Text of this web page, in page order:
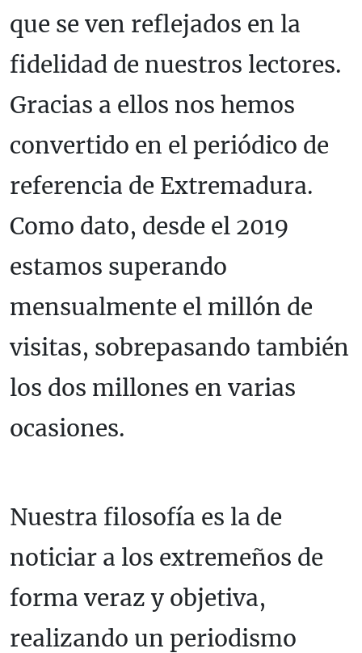
que se ven reflejados en la
fidelidad de nuestros lectores.
Gracias a ellos nos hemos
convertido en el periódico de
referencia de Extremadura.
Como dato, desde el 2019
estamos superando
mensualmente el millón de
visitas, sobrepasando también
los dos millones en varias
ocasiones.
Nuestra filosofía es la de
noticiar a los extremeños de
forma veraz y objetiva,
realizando un periodismo